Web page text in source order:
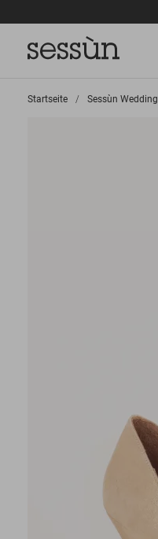
Startseite >
Sessùn Wedding